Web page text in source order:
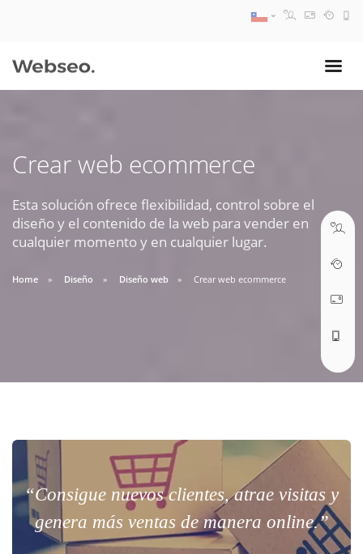
Crear web ecommerce
Esta solución ofrece flexibilidad, control sobre el
diseño y el contenido de la web para vender en
cualquier momento y en cualquier lugar.
Home Diseño Diseño web Crear web ecommerce
“Consigue nuevos clientes, atrae visitas y
genera más ventas de manera online.”
09:30 AM A 18:30 PM
soporte@webseo.cl
ABRIR TICKET